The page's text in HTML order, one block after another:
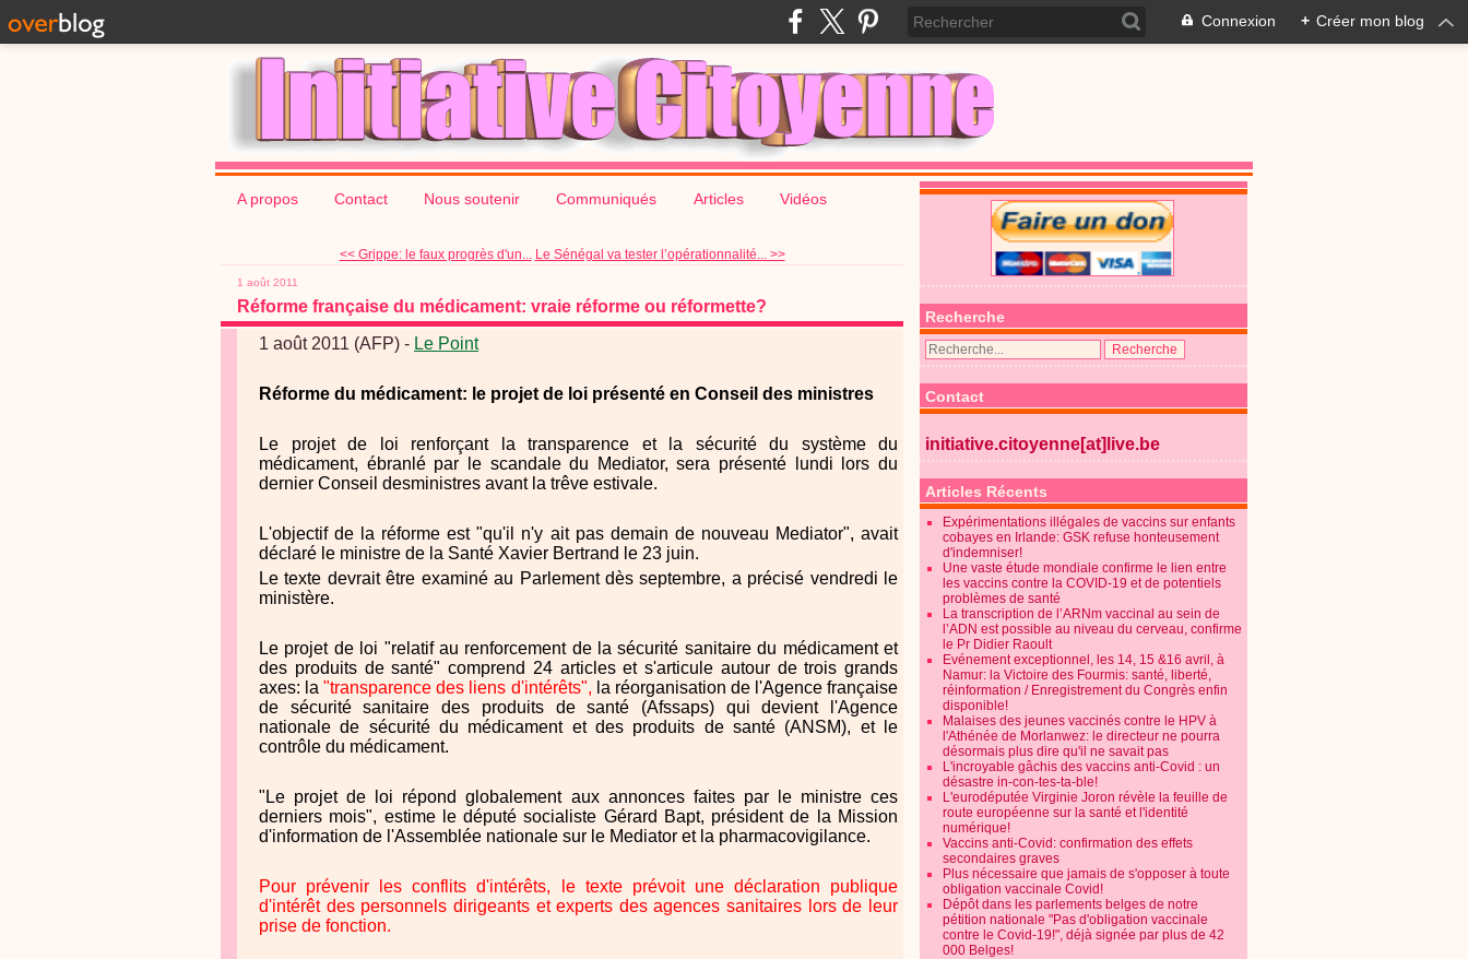
Connexion + Créer mon blog
A propos Contact Nous soutenir Communiqués Articles Vidéos
<< Grippe: le faux progrès d'un... Le Sénégal va tester l’opérationnalité... >>
1 août 2011
Réforme française du médicament: vraie réforme ou réformette?
1 août 2011 (AFP) - Le Point
Réforme du médicament: le projet de loi présenté en Conseil des ministres
Le projet de loi renforçant la transparence et la sécurité du système du
médicament, ébranlé par le scandale du Mediator, sera présenté lundi lors du
dernier Conseil desministres avant la trêve estivale.
L'objectif de la réforme est "qu'il n'y ait pas demain de nouveau Mediator", avait
déclaré le ministre de la Santé Xavier Bertrand le 23 juin.
Le texte devrait être examiné au Parlement dès septembre, a précisé vendredi le
ministère.
Le projet de loi "relatif au renforcement de la sécurité sanitaire du médicament et
des produits de santé" comprend 24 articles et s'articule autour de trois grands
axes: la "transparence des liens d'intérêts", la réorganisation de l'Agence française
de sécurité sanitaire des produits de santé (Afssaps) qui devient l'Agence
nationale de sécurité du médicament et des produits de santé (ANSM), et le
contrôle du médicament.
"Le projet de loi répond globalement aux annonces faites par le ministre ces
derniers mois", estime le député socialiste Gérard Bapt, président de la Mission
d'information de l'Assemblée nationale sur le Mediator et la pharmacovigilance.
Pour prévenir les conflits d'intérêts, le texte prévoit une déclaration publique
d'intérêt des personnels dirigeants et experts des agences sanitaires lors de leur
prise de fonction.
Recherche
Contact
initiative.citoyenne[at]live.be
Articles Récents
Expérimentations illégales de vaccins sur enfants
cobayes en Irlande: GSK refuse honteusement
d'indemniser!
Une vaste étude mondiale confirme le lien entre
les vaccins contre la COVID-19 et de potentiels
problèmes de santé
La transcription de l’ARNm vaccinal au sein de
l’ADN est possible au niveau du cerveau, confirme
le Pr Didier Raoult
Evénement exceptionnel, les 14, 15 &16 avril, à
Namur: la Victoire des Fourmis: santé, liberté,
réinformation / Enregistrement du Congrès enfin
disponible!
Malaises des jeunes vaccinés contre le HPV à
l'Athénée de Morlanwez: le directeur ne pourra
désormais plus dire qu'il ne savait pas
L'incroyable gâchis des vaccins anti-Covid : un
désastre in-con-tes-ta-ble!
L'eurodéputée Virginie Joron révèle la feuille de
route européenne sur la santé et l'identité
numérique!
Vaccins anti-Covid: confirmation des effets
secondaires graves
Plus nécessaire que jamais de s'opposer à toute
obligation vaccinale Covid!
Dépôt dans les parlements belges de notre
pétition nationale "Pas d'obligation vaccinale
contre le Covid-19!", déjà signée par plus de 42
000 Belges!